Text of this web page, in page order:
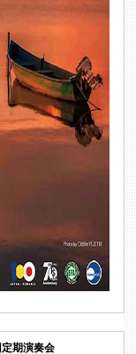
期演奏会